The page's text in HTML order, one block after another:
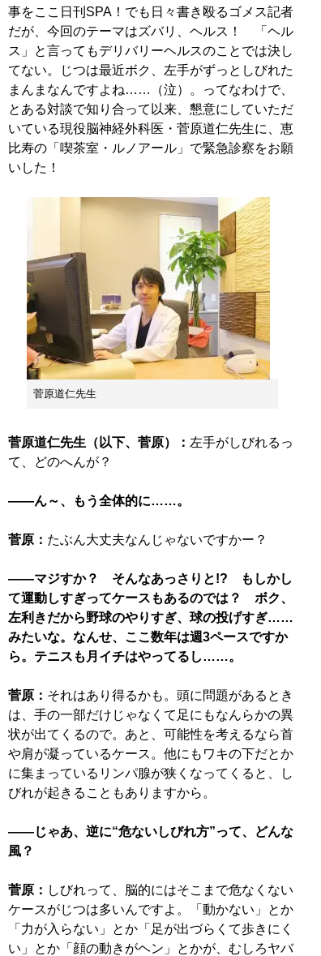
事をここ日刊SPA！でも日々書き殴るゴメス記者
だが、今回のテーマはズバリ、ヘルス！ 「ヘル
ス」と言ってもデリバリーヘルスのことでは決し
てない。じつは最近ボク、左手がずっとしびれた
まんまなんですよね……（泣）。ってなわけで、
とある対談で知り合って以来、懇意にしていただ
いている現役脳神経外科医・菅原道仁先生に、恵
比寿の「喫茶室・ルノアール」で緊急診察をお願
いした！
菅原道仁先生
菅原道仁先生（以下、菅原）： 左手がしびれるっ
て、どのへんが？
――ん～、もう全体的に……。
菅原： たぶん大丈夫なんじゃないですかー？
――マジすか？ そんなあっさりと!? もしかし
て運動しすぎってケースもあるのでは？ ボク、
左利きだから野球のやりすぎ、球の投げすぎ……
みたいな。なんせ、ここ数年は週3ペースですか
ら。テニスも月イチはやってるし……。
菅原： それはあり得るかも。頭に問題があるとき
は、手の一部だけじゃなくて足にもなんらかの異
状が出てくるので。あと、可能性を考えるなら首
や肩が凝っているケース。他にもワキの下だとか
に集まっているリンパ腺が狭くなってくると、し
びれが起きることもありますから。
――じゃあ、逆に“危ないしびれ方”って、どんな
風？
菅原： しびれって、脳的にはそこまで危なくない
ケースがじつは多いんですよ。「動かない」とか
「力が入らない」とか「足が出づらくて歩きにく
い」とか「顔の動きがヘン」とかが、むしろヤバ